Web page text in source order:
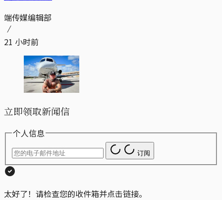
端传媒编辑部
21 小时前
立即领取新闻信
个人信息
订阅
太好了！请检查您的收件箱并点击链接。